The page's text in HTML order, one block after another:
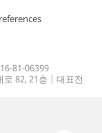
81-06399
82, 21층 | 대표전